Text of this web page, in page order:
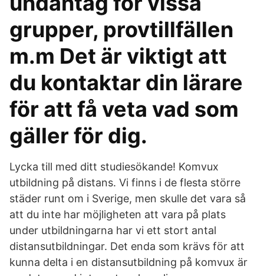
grupper, provtillfällen
m.m Det är viktigt att
du kontaktar din lärare
för att få veta vad som
gäller för dig.
Lycka till med ditt studiesökande! Komvux
utbildning på distans. Vi finns i de flesta större
städer runt om i Sverige, men skulle det vara så
att du inte har möjligheten att vara på plats
under utbildningarna har vi ett stort antal
distansutbildningar. Det enda som krävs för att
kunna delta i en distansutbildning på komvux är